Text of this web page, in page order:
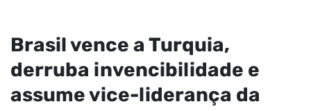
Brasil vence a Turquia,
derruba invencibilidade e
assume vice-liderança da